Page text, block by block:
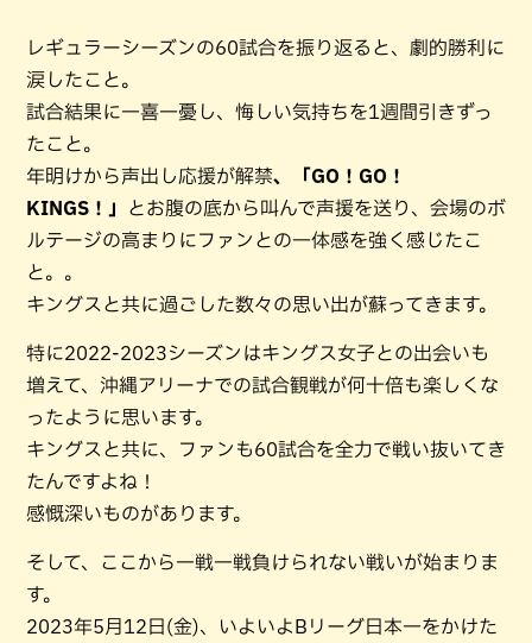
レギュラーシーズンの60試合を振り返ると、劇的勝利に
涙したこと。
試合結果に一喜一憂し、悔しい気持ちを1週間引きずっ
たこと。
年明けから声出し応援が解禁、「GO！GO！
KINGS！」
とお腹の底から叫んで声援を送り、会場のボ
ルテージの高まりにファンとの一体感を強く感じたこ
と。。
キングスと共に過ごした数々の思い出が蘇ってきます。
特に2022-2023シーズンはキングス女子との出会いも
増えて、沖縄アリーナでの試合観戦が何十倍も楽しくな
ったように思います。
キングスと共に、ファンも60試合を全力で戦い抜いてき
たんですよね！
感慨深いものがあります。
そして、ここから一戦一戦負けられない戦いが始まりま
す。
2023年5月12日(金)、いよいよBリーグ日本一をかけた